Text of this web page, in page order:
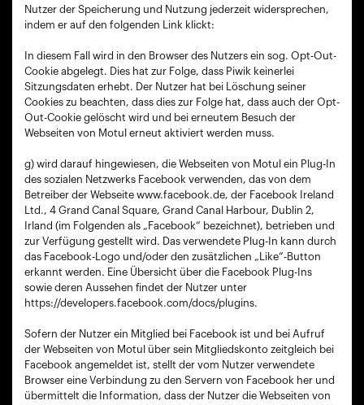
Nutzer der Speicherung und Nutzung jederzeit widersprechen,
indem er auf den folgenden Link klickt:
In diesem Fall wird in den Browser des Nutzers ein sog. Opt-Out-
Cookie abgelegt. Dies hat zur Folge, dass Piwik keinerlei
Sitzungsdaten erhebt. Der Nutzer hat bei Löschung seiner
Cookies zu beachten, dass dies zur Folge hat, dass auch der Opt-
Out-Cookie gelöscht wird und bei erneutem Besuch der
Webseiten von Motul erneut aktiviert werden muss.
g) wird darauf hingewiesen, die Webseiten von Motul ein Plug-In
des sozialen Netzwerks Facebook verwenden, das von dem
Betreiber der Webseite www.facebook.de, der Facebook Ireland
Ltd., 4 Grand Canal Square, Grand Canal Harbour, Dublin 2,
Irland (im Folgenden als „Facebook“ bezeichnet), betrieben und
zur Verfügung gestellt wird. Das verwendete Plug-In kann durch
das Facebook-Logo und/oder den zusätzlichen „Like“-Button
erkannt werden. Eine Übersicht über die Facebook Plug-Ins
sowie deren Aussehen findet der Nutzer unter
https://developers.facebook.com/docs/plugins.
Sofern der Nutzer ein Mitglied bei Facebook ist und bei Aufruf
der Webseiten von Motul über sein Mitgliedskonto zeitgleich bei
Facebook angemeldet ist, stellt der vom Nutzer verwendete
Browser eine Verbindung zu den Servern von Facebook her und
übermittelt die Information, dass der Nutzer die Webseiten von